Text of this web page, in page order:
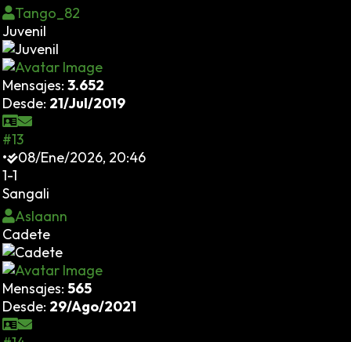
Tango_82
Juvenil
Mensajes: 3.652
Desde: 21/Jul/2019
#13
•
08/Ene/2026, 20:46
1-1
Sangali
Aslaann
Cadete
Mensajes: 565
Desde: 29/Ago/2021